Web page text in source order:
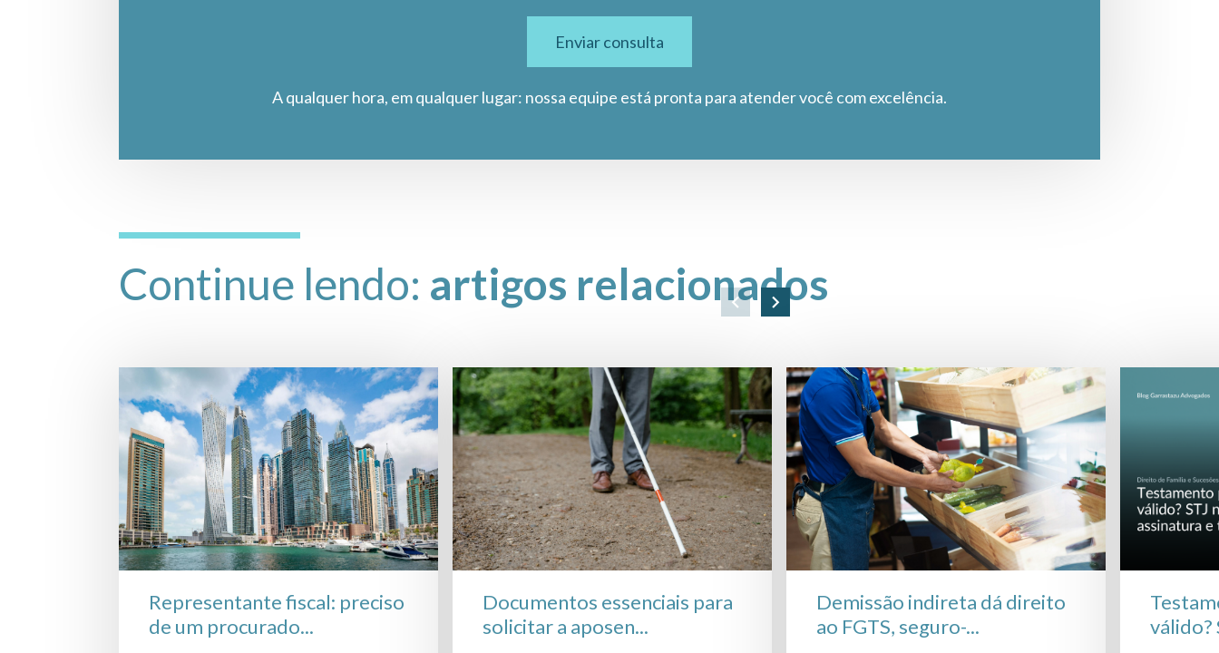
Enviar consulta
A qualquer hora, em qualquer lugar: nossa equipe está pronta para atender você com excelência.
Continue lendo: artigos relacionados
Representante fiscal: preciso
de um procurado...
Documentos essenciais para
solicitar a aposen...
Demissão indireta dá direito
ao FGTS, seguro-...
válido?